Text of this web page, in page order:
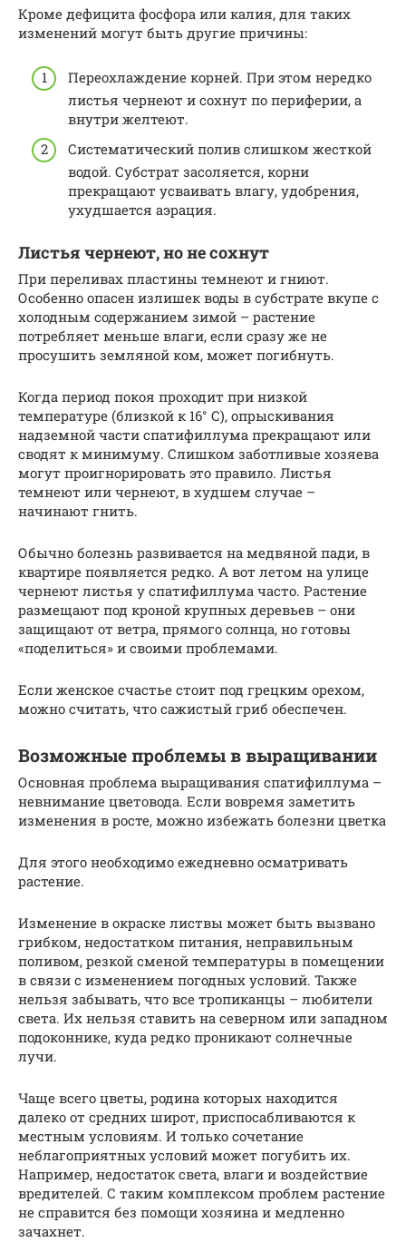
Кроме дефицита фосфора или калия, для таких
изменений могут быть другие причины:
Переохлаждение корней. При этом нередко
листья чернеют и сохнут по периферии, а
внутри желтеют.
Систематический полив слишком жесткой
водой. Субстрат засоляется, корни
прекращают усваивать влагу, удобрения,
ухудшается аэрация.
Листья чернеют, но не сохнут
При переливах пластины темнеют и гниют.
Особенно опасен излишек воды в субстрате вкупе с
холодным содержанием зимой – растение
потребляет меньше влаги, если сразу же не
просушить земляной ком, может погибнуть.
Когда период покоя проходит при низкой
температуре (близкой к 16° С), опрыскивания
надземной части спатифиллума прекращают или
сводят к минимуму. Слишком заботливые хозяева
могут проигнорировать это правило. Листья
темнеют или чернеют, в худшем случае –
начинают гнить.
Обычно болезнь развивается на медвяной пади, в
квартире появляется редко. А вот летом на улице
чернеют листья у спатифиллума часто. Растение
размещают под кроной крупных деревьев – они
защищают от ветра, прямого солнца, но готовы
«поделиться» и своими проблемами.
Если женское счастье стоит под грецким орехом,
можно считать, что сажистый гриб обеспечен.
Возможные проблемы в выращивании
Основная проблема выращивания спатифиллума –
невнимание цветовода. Если вовремя заметить
изменения в росте, можно избежать болезни цветка
Для этого необходимо ежедневно осматривать
растение.
Изменение в окраске листвы может быть вызвано
грибком, недостатком питания, неправильным
поливом, резкой сменой температуры в помещении
в связи с изменением погодных условий. Также
нельзя забывать, что все тропиканцы – любители
света. Их нельзя ставить на северном или западном
подоконнике, куда редко проникают солнечные
лучи.
Чаще всего цветы, родина которых находится
далеко от средних широт, приспосабливаются к
местным условиям. И только сочетание
неблагоприятных условий может погубить их.
Например, недостаток света, влаги и воздействие
вредителей. С таким комплексом проблем растение
не справится без помощи хозяина и медленно
зачахнет.